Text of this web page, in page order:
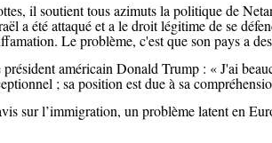
il soutient tous azimuts la politique de
a été attaqué et a le droit légitime de se
Le problème, c'est que son pays a
américain Donald Trump : « J'ai
; sa position est due à sa
sur l’immigration, un problème latent en